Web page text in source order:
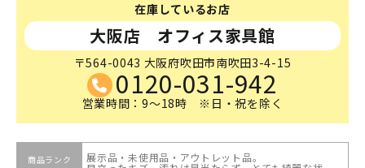
在庫しているお店
大阪店 オフィス家具館
〒564-0043 大阪府吹田市南吹田3-4-15
0120-031-942
営業時間：9～18時 ※日・祝を除く
商品ランク 展示品・未使用品・アウトレット品。